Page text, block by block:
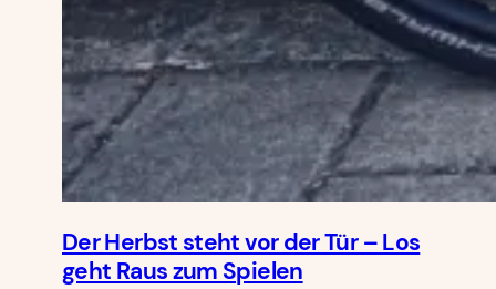
Der Herbst steht vor der Tür – Los
geht Raus zum Spielen